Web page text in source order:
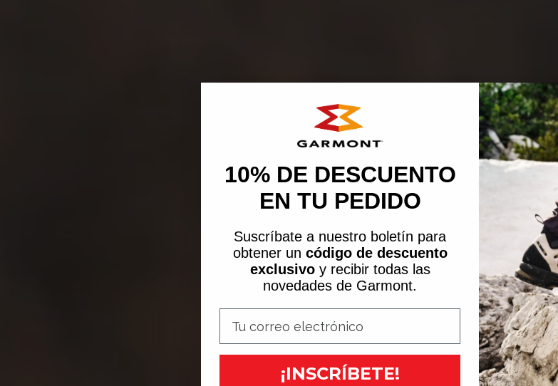
10% DE DESCUENTO
EN TU PEDIDO
Suscríbate a nuestro boletín para
obtener un código de descuento
exclusivoy recibir todas las
novedades de Garmont.
¡INSCRÍBETE!